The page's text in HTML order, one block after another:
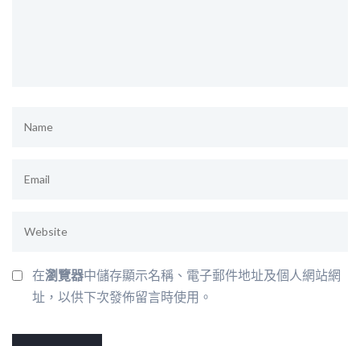
在瀏覽器中儲存顯示名稱、電子郵件地址及個人網站網
址，以供下次發佈留言時使用。